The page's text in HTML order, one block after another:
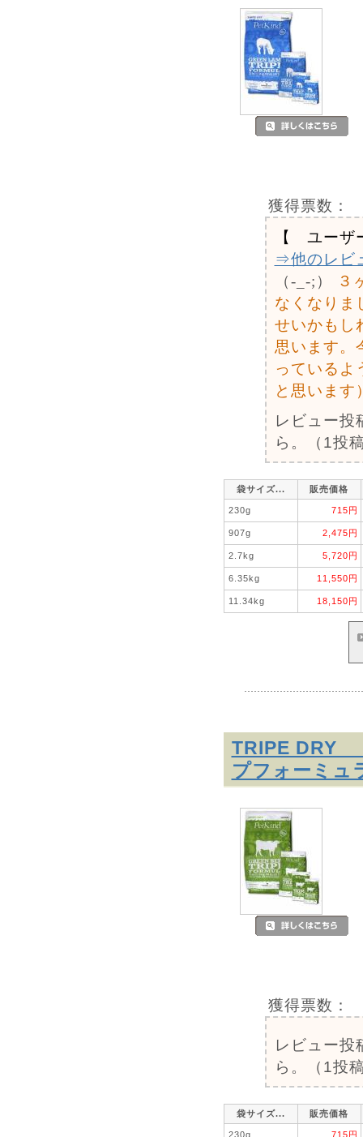
獲得票数：
【 ユーザ
⇒他のレビ
（-_-;）
３
なくなりま
せいかもし
思います。
っているよ
と思います
レビュー投
ら。（1投
袋サイズ... 販売価格
230g 715円
907g 2,475円
2.7kg 5,720円
6.35kg 11,550円
11.34kg 18,150円
TRIPE DRY
プフォーミュ
獲得票数：
レビュー投
ら。（1投
袋サイズ... 販売価格
230g 715円